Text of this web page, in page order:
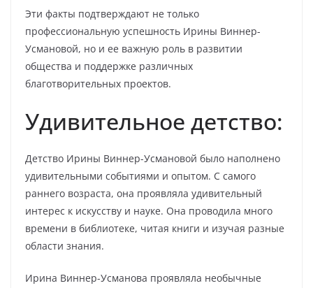
Эти факты подтверждают не только
профессиональную успешность Ирины Виннер-
Усмановой, но и ее важную роль в развитии
общества и поддержке различных
благотворительных проектов.
Удивительное детство:
Детство Ирины Виннер-Усмановой было наполнено
удивительными событиями и опытом. С самого
раннего возраста, она проявляла удивительный
интерес к искусству и науке. Она проводила много
времени в библиотеке, читая книги и изучая разные
области знания.
Ирина Виннер-Усманова проявляла необычные